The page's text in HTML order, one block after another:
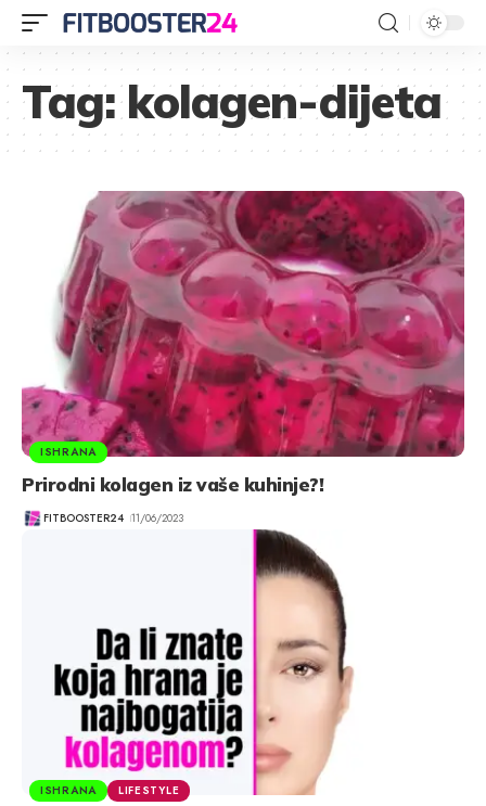
Tag:kolagen-dijeta
ISHRANA
Prirodni kolagen iz vaše kuhinje?!
FITBOOSTER24 11/06/2023
ISHRANA LIFESTYLE